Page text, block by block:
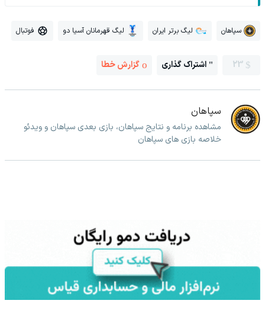
سپاهان لیگ برتر ایران لیگ قهرمانان آسیا دو فوتبال
23 اشتراک گذاری گزارش خطا
سپاهان
مشاهده برنامه و نتایج سپاهان، بازی بعدی سپاهان و ویدئو
خلاصه بازی های سپاهان